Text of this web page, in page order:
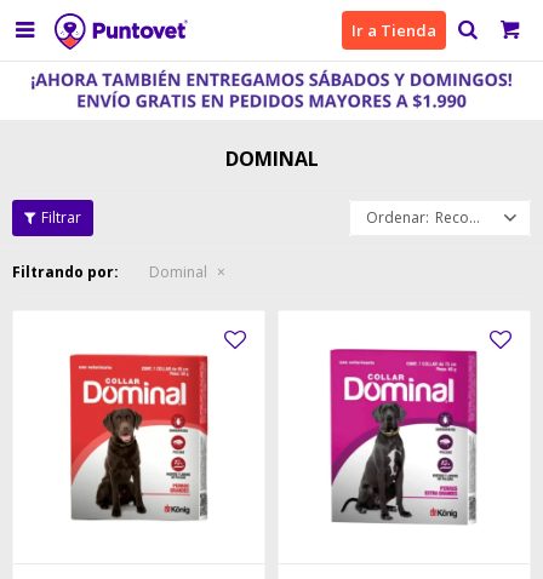
 Ir a Tienda
DOMINAL
Recomendados
Filtrando por: Dominal